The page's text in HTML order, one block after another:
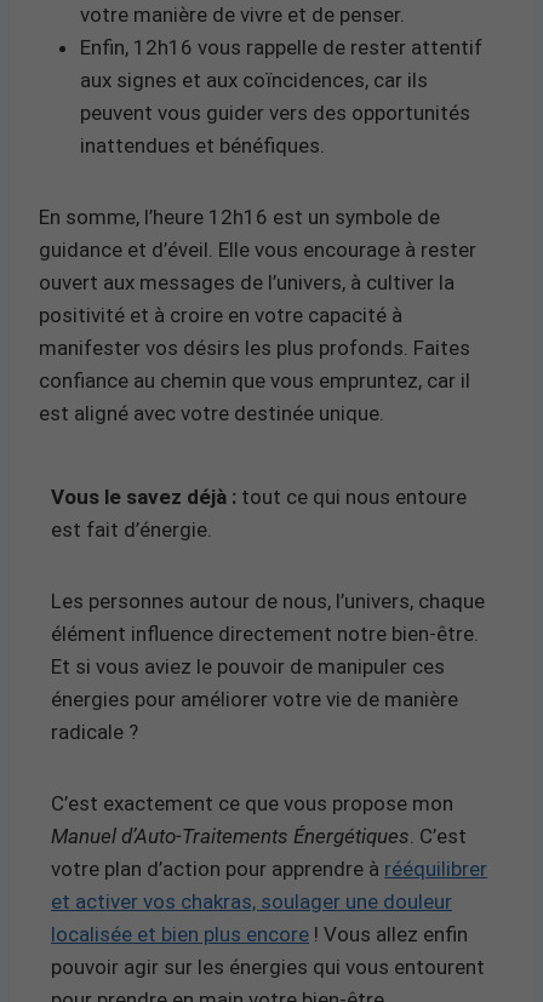
votre manière de vivre et de penser.
Enfin, 12h16 vous rappelle de rester attentif
aux signes et aux coïncidences, car ils
peuvent vous guider vers des opportunités
inattendues et bénéfiques.
En somme, l’heure 12h16 est un symbole de
guidance et d’éveil. Elle vous encourage à rester
ouvert aux messages de l’univers, à cultiver la
positivité et à croire en votre capacité à
manifester vos désirs les plus profonds. Faites
confiance au chemin que vous empruntez, car il
est aligné avec votre destinée unique.
Vous le savez déjà : tout ce qui nous entoure
est fait d’énergie.
Les personnes autour de nous, l’univers, chaque
élément influence directement notre bien-être.
Et si vous aviez le pouvoir de manipuler ces
énergies pour améliorer votre vie de manière
radicale ?
C’est exactement ce que vous propose mon
Manuel d’Auto-Traitements Énergétiques . C’est
votre plan d’action pour apprendre à rééquilibrer
et activer vos chakras, soulager une douleur
localisée et bien plus encore ! Vous allez enfin
pouvoir agir sur les énergies qui vous entourent